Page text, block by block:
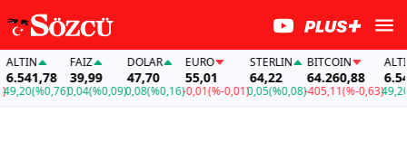
(%0,76)
FAİZ
39,99
0,04(%0,09)
DOLAR
47,70
0,08(%0,16)
EURO
55,01
-0,01(%-0,01)
STERLIN
64,22
0,05(%0,08)
BITCOIN
64.260,88
-405,11(%-0,63)
ALTIN
49,20